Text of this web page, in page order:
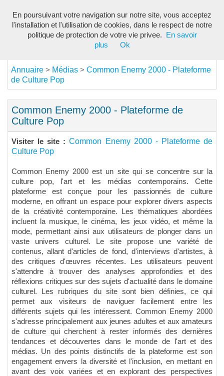
Annuaire > Médias > Common Enemy 2000 - Plateforme
de Culture Pop
Common Enemy 2000 - Plateforme de
Culture Pop
Visiter le site :Common Enemy 2000 - Plateforme de
Culture Pop
Common Enemy 2000 est un site qui se concentre sur la
culture pop, l'art et les médias contemporains. Cette
plateforme est conçue pour les passionnés de culture
moderne, en offrant un espace pour explorer divers aspects
de la créativité contemporaine. Les thématiques abordées
incluent la musique, le cinéma, les jeux vidéo, et même la
mode, permettant ainsi aux utilisateurs de plonger dans un
vaste univers culturel. Le site propose une variété de
contenus, allant d'articles de fond, d'interviews d'artistes, à
des critiques d'œuvres récentes. Les utilisateurs peuvent
s'attendre à trouver des analyses approfondies et des
réflexions critiques sur des sujets d'actualité dans le domaine
culturel. Les rubriques du site sont bien définies, ce qui
permet aux visiteurs de naviguer facilement entre les
différents sujets qui les intéressent. Common Enemy 2000
s'adresse principalement aux jeunes adultes et aux amateurs
de culture qui cherchent à rester informés des dernières
tendances et découvertes dans le monde de l'art et des
médias. Un des points distinctifs de la plateforme est son
engagement envers la diversité et l'inclusion, en mettant en
avant des voix variées et en explorant des perspectives
En poursuivant votre navigation sur notre site, vous acceptez
l'installation et l'utilisation de cookies, dans le respect de notre
politique de protection de votre vie privee.
En savoir
plus
Ok